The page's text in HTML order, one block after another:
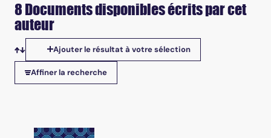
8 Documents disponibles écrits par cet
auteur
Tris disponibles
Ajouter le résultat à votre sélection
Affiner la recherche